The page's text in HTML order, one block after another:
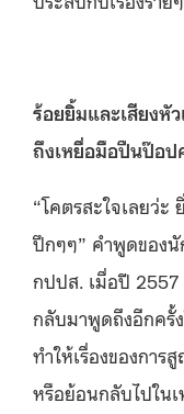
ร้อยยิ้มและเสียงหั
ถึงเหยื่อมือปืนป๊อป
“โคตรสะใจเลยว่ะ
ปึกๆๆ” คำพูดของ
กปปส. เมื่อปี
กลับมาพูดถึงอีกครั้
ทำให้เรื่องของการ
หรือย้อนกลับไปใน